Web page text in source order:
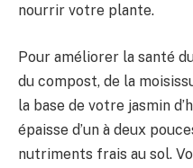
nourrir votre plante.
Pour améliorer la santé
du compost, de la
la base de votre jasmin
épaisse d’un à deux
nutriments frais au sol.